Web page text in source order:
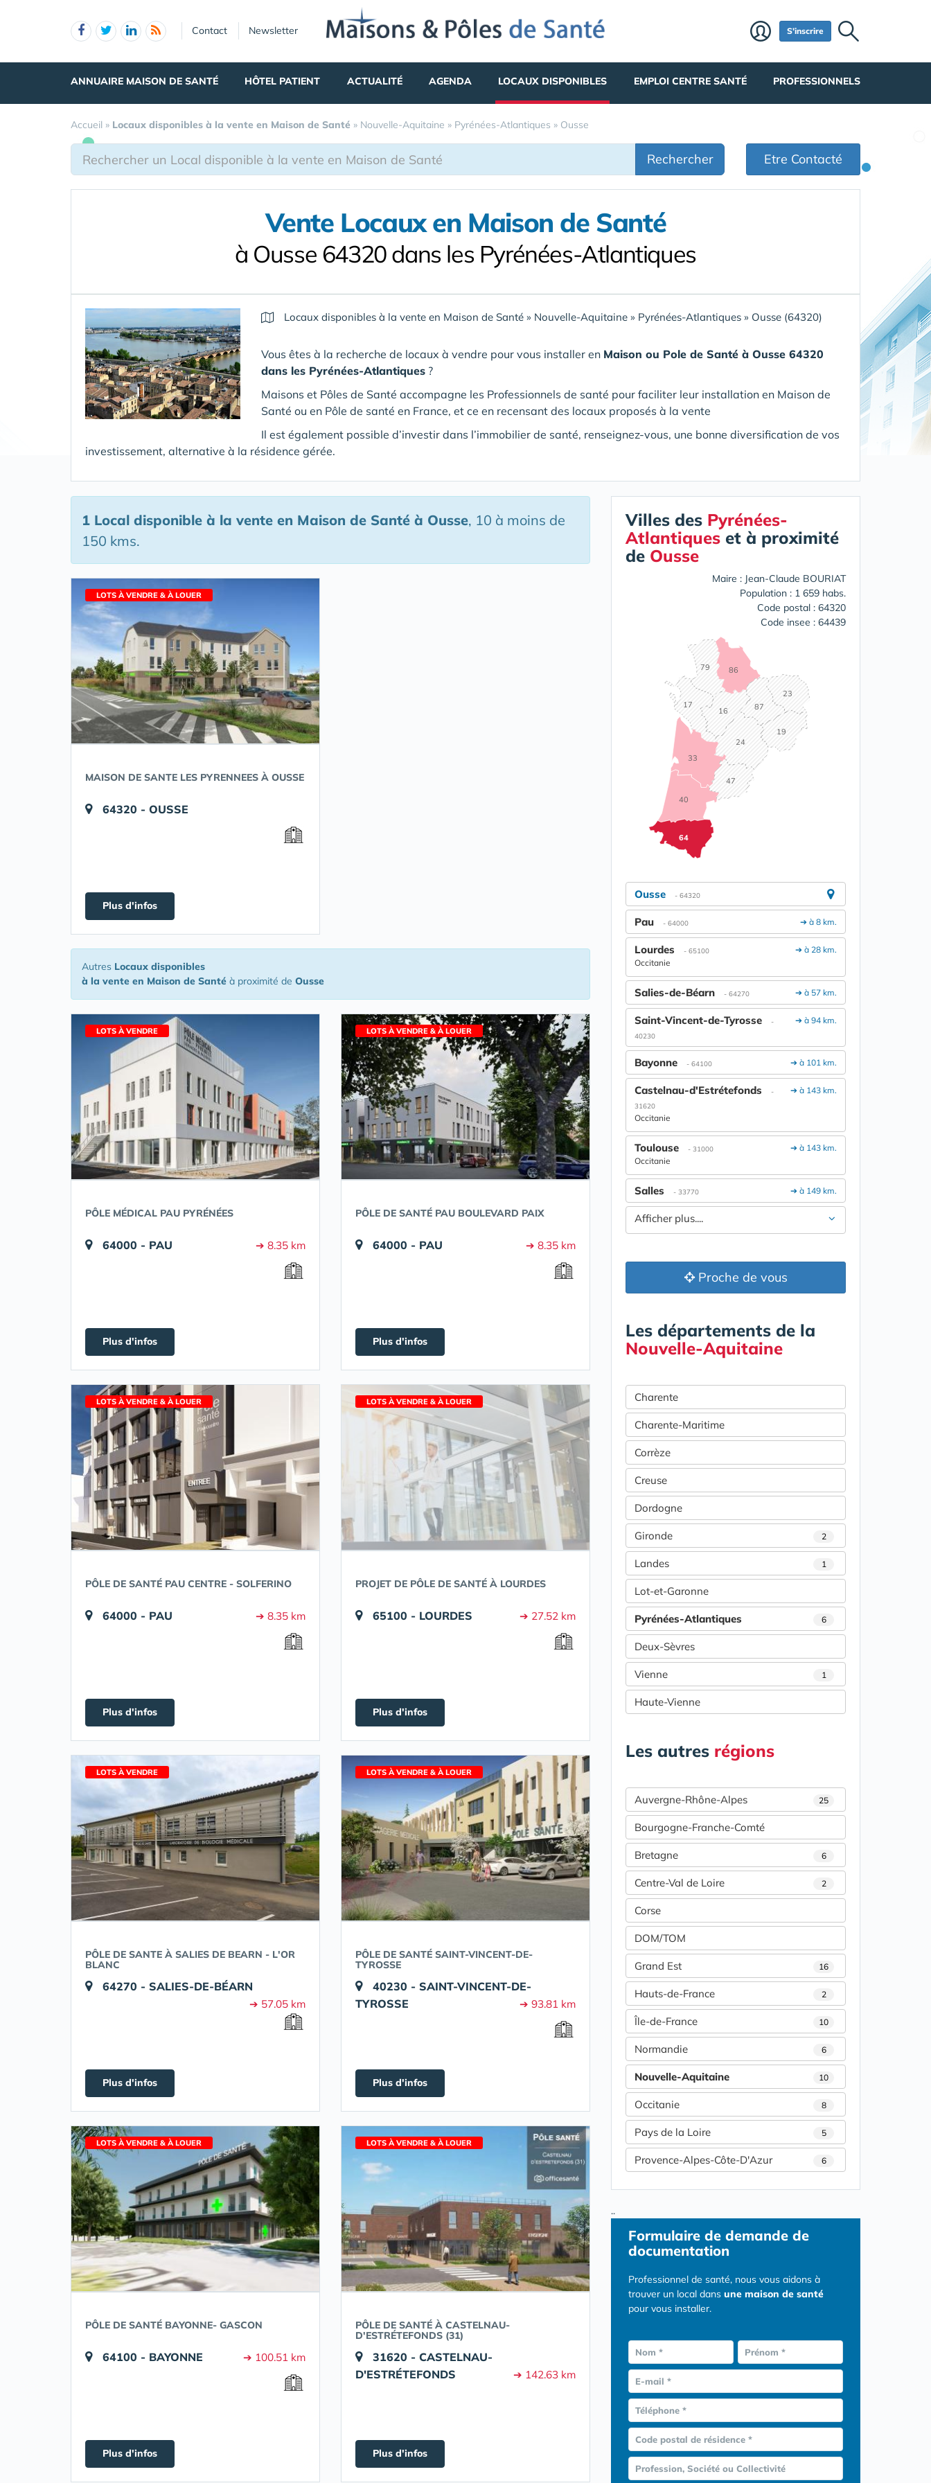
Contact Newsletter S'inscrire
ANNUAIRE MAISON DE SANTÉ HÔTEL PATIENT ACTUALITÉ AGENDA LOCAUX DISPONIBLES EMPLOI CENTRE SANTÉ PROFESSIONNELS
Accueil » Locaux disponibles à la vente en Maison de Santé » Nouvelle-Aquitaine » Pyrénées-Atlantiques » Ousse
Rechercher Etre Contacté
Vente Locaux en Maison de Santé
à Ousse 64320 dans les Pyrénées-Atlantiques
Locaux disponibles à la vente en Maison de Santé » Nouvelle-Aquitaine » Pyrénées-Atlantiques » Ousse (64320)
Vous êtes à la recherche de locaux à vendre pour vous installer en Maison ou Pole de Santé à Ousse 64320
dans les Pyrénées-Atlantiques ?
Maisons et Pôles de Santé accompagne les Professionnels de santé pour faciliter leur installation en Maison de
Santé ou en Pôle de santé en France, et ce en recensant des locaux proposés à la vente
Il est également possible d’investir dans l’immobilier de santé, renseignez-vous, une bonne diversification de vos
investissement, alternative à la résidence gérée.
1 Local disponible à la vente en Maison de Santé à Ousse, 10 à moins de
150 kms.
LOTS À VENDRE & À LOUER
MAISON DE SANTE LES PYRENNEES À OUSSE
64320 - OUSSE
Plus d'infos
Autres Locaux disponibles
à la vente en Maison de Santé à proximité de Ousse
LOTS À VENDRE
PÔLE MÉDICAL PAU PYRÉNÉES
64000 - PAU ➔ 8.35 km
Plus d'infos
LOTS À VENDRE & À LOUER
PÔLE DE SANTÉ PAU BOULEVARD PAIX
64000 - PAU ➔ 8.35 km
Plus d'infos
LOTS À VENDRE & À LOUER
PÔLE DE SANTÉ PAU CENTRE - SOLFERINO
64000 - PAU ➔ 8.35 km
Plus d'infos
LOTS À VENDRE & À LOUER
PROJET DE PÔLE DE SANTÉ À LOURDES
65100 - LOURDES ➔ 27.52 km
Plus d'infos
LOTS À VENDRE
PÔLE DE SANTE À SALIES DE BEARN - L'OR
BLANC
64270 - SALIES-DE-BÉARN
➔ 57.05 km
Plus d'infos
LOTS À VENDRE & À LOUER
PÔLE DE SANTÉ SAINT-VINCENT-DE-
TYROSSE
40230 - SAINT-VINCENT-DE-
TYROSSE
➔ 93.81 km
Plus d'infos
LOTS À VENDRE & À LOUER
PÔLE DE SANTÉ BAYONNE- GASCON
64100 - BAYONNE ➔ 100.51 km
Plus d'infos
LOTS À VENDRE & À LOUER
PÔLE DE SANTÉ À CASTELNAU-
D'ESTRÉTEFONDS (31)
31620 - CASTELNAU-
D'ESTRÉTEFONDS
➔ 142.63 km
Plus d'infos
Villes des Pyrénées-
Atlantiques et à proximité
de Ousse
Maire : Jean-Claude BOURIAT
Population : 1 659 habs.
Code postal : 64320
Code insee : 64439
16
17
19
23
24
33
40
47
64
79 86
87
Ousse - 64320
➔ à 8 km.
Pau - 64000
➔ à 28 km.
Lourdes - 65100
Occitanie
➔ à 57 km.
Salies-de-Béarn - 64270
➔ à 94 km.
Saint-Vincent-de-Tyrosse
-
40230
➔ à 101 km.
Bayonne - 64100
➔ à 143 km.
Castelnau-d'Estrétefonds
-
31620
Occitanie
➔ à 143 km.
Toulouse - 31000
Occitanie
➔ à 149 km.
Salles - 33770
Afficher plus....
Proche de vous
Les départements de la
Nouvelle-Aquitaine
Charente
Charente-Maritime
Corrèze
Creuse
Dordogne
Gironde 2
Landes 1
Lot-et-Garonne
Pyrénées-Atlantiques 6
Deux-Sèvres
Vienne 1
Haute-Vienne
Les autres régions
Auvergne-Rhône-Alpes 25
Bourgogne-Franche-Comté
Bretagne 6
Centre-Val de Loire 2
Corse
DOM/TOM
Grand Est 16
Hauts-de-France 2
Île-de-France 10
Normandie 6
Nouvelle-Aquitaine 10
Occitanie 8
Pays de la Loire 5
Provence-Alpes-Côte-D'Azur 6
..
Formulaire de demande de
documentation
Professionnel de santé, nous vous aidons à
trouver un local dans une maison de santé
pour vous installer.
Nom * Prénom *
E-mail *
Téléphone *
Code postal de résidence *
Profession, Société ou Collectivité